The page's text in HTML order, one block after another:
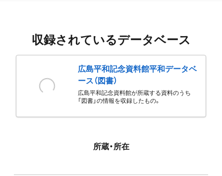
収録されているデータベース
広島平和記念資料館平和データベ
ース（図書）
広島平和記念資料館が所蔵する資料のうち
「図書」の情報を収録したもの。
所蔵・所在